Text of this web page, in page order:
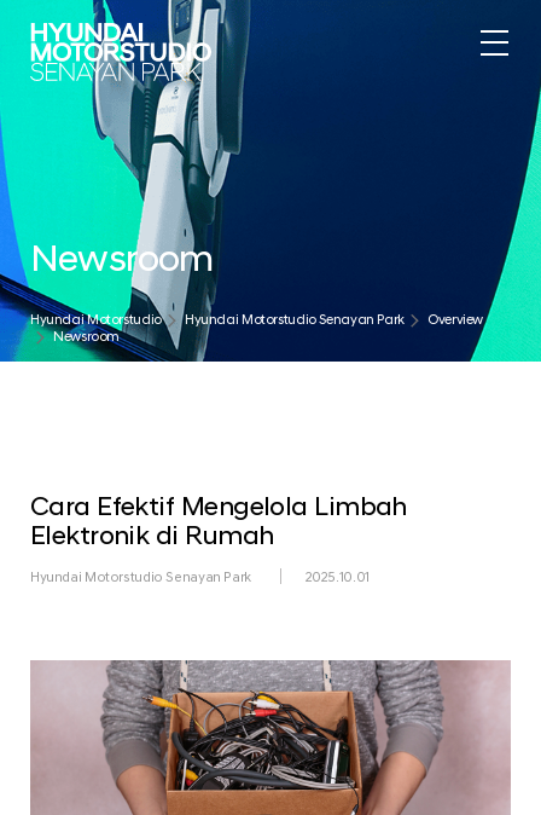
Newsroom
Hyundai Motorstudio Hyundai Motorstudio Senayan Park
Overview
Newsroom
Cara Efektif Mengelola Limbah
Elektronik di Rumah
Hyundai Motorstudio Senayan Park 2025.10.01